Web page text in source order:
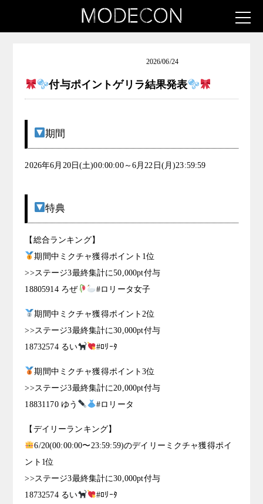
2026/06/24
付与ポイントゲリラ結果発表
期間
2026年6月20日(土)00:00:00～6月22日(月)23:59:59
特典
【総合ランキング】
期間中ミクチャ獲得ポイント1位
>>ステージ3最終集計に50,000pt付与
18805914 ろぜ
#ロリータ女子
期間中ミクチャ獲得ポイント2位
>>ステージ3最終集計に30,000pt付与
18732574 るい
#ﾛﾘｰﾀ
期間中ミクチャ獲得ポイント3位
>>ステージ3最終集計に20,000pt付与
18831170 ゆう
#ロリータ
【デイリーランキング】
6/20(00:00:00〜23:59:59)のデイリーミクチャ獲得ポイ
ント1位
>>ステージ3最終集計に30,000pt付与
18732574 るい
#ﾛﾘｰﾀ